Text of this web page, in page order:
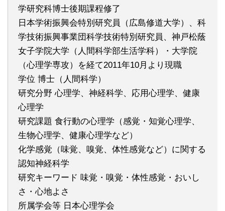
学研究科博士後期課程修了
日本学術振興会特別研究員（広島修道大学）、科
学技術振興事業団科学技術特別研究員、神戸松蔭
女子学院大学（人間科学部生活学科）・大学院
（心理学専攻）を経て2011年10月より現職
学位 博士（人間科学）
研究分野 心理学、神経科学、応用心理学、健康
心理学
研究課題 食行動の心理学（感覚・知覚心理学、
生物心理学、健康心理学など）
化学感覚（味覚、嗅覚、体性感覚など）に関する
認知神経科学
研究キーワード 味覚・嗅覚・体性感覚・おいし
さ・心地よさ
所属学会等 日本心理学会